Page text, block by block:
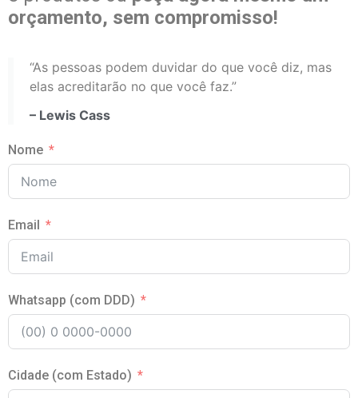
orçamento, sem compromisso!
“As pessoas podem duvidar do que você diz, mas
elas acreditarão no que você faz.”
– Lewis Cass
Nome
Email
Whatsapp (com DDD)
Cidade (com Estado)